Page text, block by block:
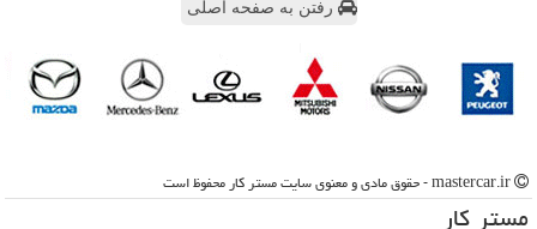
رفتن به صفحه اصلی
مستر كار